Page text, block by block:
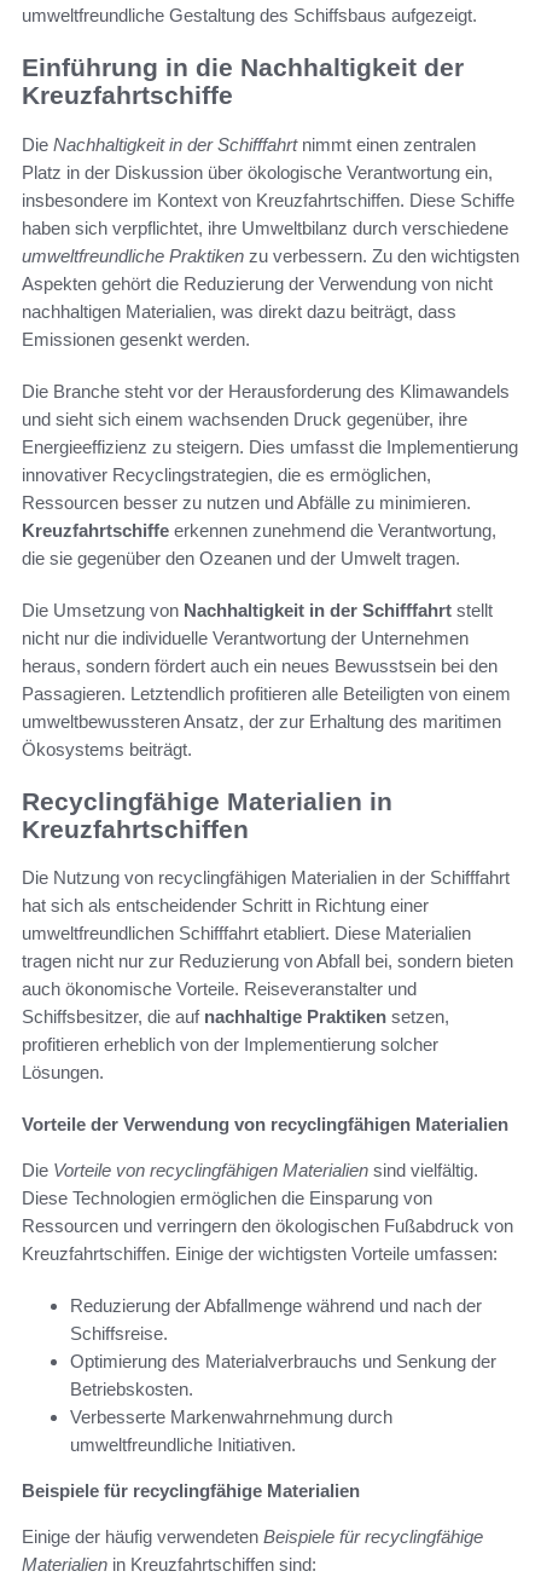
umweltfreundliche Gestaltung des Schiffsbaus aufgezeigt.
Einführung in die Nachhaltigkeit der
Kreuzfahrtschiffe
Die Nachhaltigkeit in der Schifffahrtnimmt einen zentralen
Platz in der Diskussion über ökologische Verantwortung ein,
insbesondere im Kontext von Kreuzfahrtschiffen. Diese Schiffe
haben sich verpflichtet, ihre Umweltbilanz durch verschiedene
umweltfreundliche Praktiken zu verbessern. Zu den wichtigsten
Aspekten gehört die Reduzierung der Verwendung von nicht
nachhaltigen Materialien, was direkt dazu beiträgt, dass
Emissionen gesenkt werden.
Die Branche steht vor der Herausforderung des Klimawandels
und sieht sich einem wachsenden Druck gegenüber, ihre
Energieeffizienz zu steigern. Dies umfasst die Implementierung
innovativer Recyclingstrategien, die es ermöglichen,
Ressourcen besser zu nutzen und Abfälle zu minimieren.
Kreuzfahrtschiffe erkennen zunehmend die Verantwortung,
die sie gegenüber den Ozeanen und der Umwelt tragen.
Die Umsetzung von Nachhaltigkeit in der Schifffahrt stellt
nicht nur die individuelle Verantwortung der Unternehmen
heraus, sondern fördert auch ein neues Bewusstsein bei den
Passagieren. Letztendlich profitieren alle Beteiligten von einem
umweltbewussteren Ansatz, der zur Erhaltung des maritimen
Ökosystems beiträgt.
Recyclingfähige Materialien in
Kreuzfahrtschiffen
Die Nutzung von recyclingfähigen Materialien in der Schifffahrt
hat sich als entscheidender Schritt in Richtung einer
umweltfreundlichen Schifffahrt etabliert. Diese Materialien
tragen nicht nur zur Reduzierung von Abfall bei, sondern bieten
auch ökonomische Vorteile. Reiseveranstalter und
Schiffsbesitzer, die auf nachhaltige Praktiken setzen,
profitieren erheblich von der Implementierung solcher
Lösungen.
Vorteile der Verwendung von recyclingfähigen Materialien
Die Vorteile von recyclingfähigen Materialien sind vielfältig.
Diese Technologien ermöglichen die Einsparung von
Ressourcen und verringern den ökologischen Fußabdruck von
Kreuzfahrtschiffen. Einige der wichtigsten Vorteile umfassen:
Reduzierung der Abfallmenge während und nach der
Schiffsreise.
Optimierung des Materialverbrauchs und Senkung der
Betriebskosten.
Verbesserte Markenwahrnehmung durch
umweltfreundliche Initiativen.
Beispiele für recyclingfähige Materialien
Einige der häufig verwendeten Beispiele für recyclingfähige
Materialien in Kreuzfahrtschiffen sind: